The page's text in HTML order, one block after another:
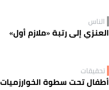
الناس
العنزي إلى رتبة «ملازم أول»
تحقيقات
أطفال تحت سطوة الخوارزميات